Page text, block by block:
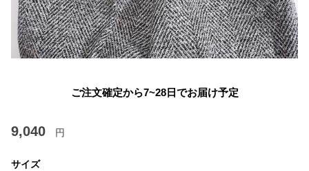
ご注文確定から7~28日でお届け予定
9,040 円
サイズ